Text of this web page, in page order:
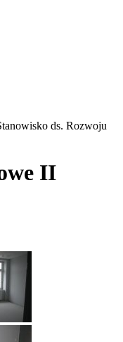
ds. Rozwoju
II